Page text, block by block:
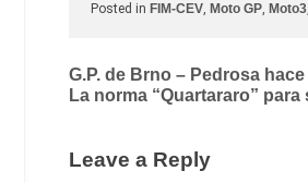
Posted in FIM-CEV, Moto GP, Moto3
Post
navigation
G.P. de Brno – Pedrosa
La norma “Quartararo”
Leave a Reply